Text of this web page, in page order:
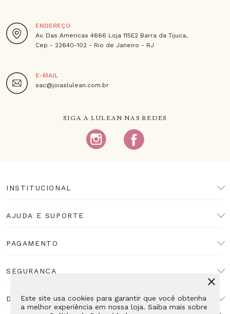
Este site usa cookies para garantir que você obtenha
a melhor experiência em nossa loja. Saiba mais sobre
ENDEREÇO
Av. Das Americas 4666 Loja 115E2 Barra da Tijuca,
Cep - 22640-102 - Rio de Janeiro - RJ
E-MAIL
sac@joiaslulean.com.br
SIGA A LULEAN NAS REDES
INSTITUCIONAL
AJUDA E SUPORTE
PAGAMENTO
SEGURANÇA
DESENVOLVIMENTO